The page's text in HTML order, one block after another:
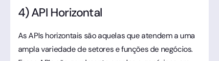
4) API Horizontal
As APIs horizontais são aquelas que atendem a uma
ampla variedade de setores e funções de negócios.